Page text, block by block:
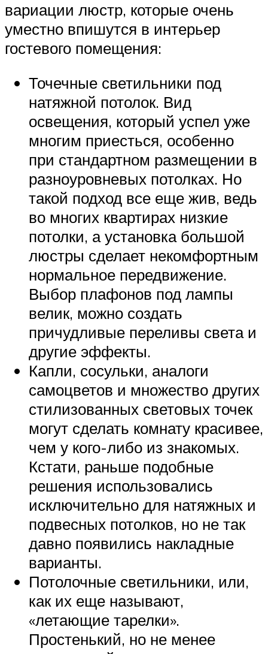
вариации люстр, которые очень
уместно впишутся в интерьер
гостевого помещения:
Точечные светильники под
натяжной потолок. Вид
освещения, который успел уже
многим приесться, особенно
при стандартном размещении в
разноуровневых потолках. Но
такой подход все еще жив, ведь
во многих квартирах низкие
потолки, а установка большой
люстры сделает некомфортным
нормальное передвижение.
Выбор плафонов под лампы
велик, можно создать
причудливые переливы света и
другие эффекты.
Капли, сосульки, аналоги
самоцветов и множество других
стилизованных световых точек
могут сделать комнату красивее,
чем у кого-либо из знакомых.
Кстати, раньше подобные
решения использовались
исключительно для натяжных и
подвесных потолков, но не так
давно появились накладные
варианты.
Потолочные светильники, или,
как их еще называют,
«летающие тарелки».
Простенький, но не менее